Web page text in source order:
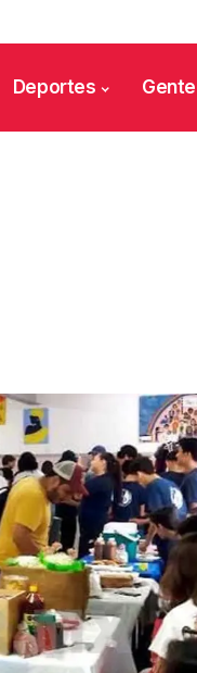
Deportes Gente